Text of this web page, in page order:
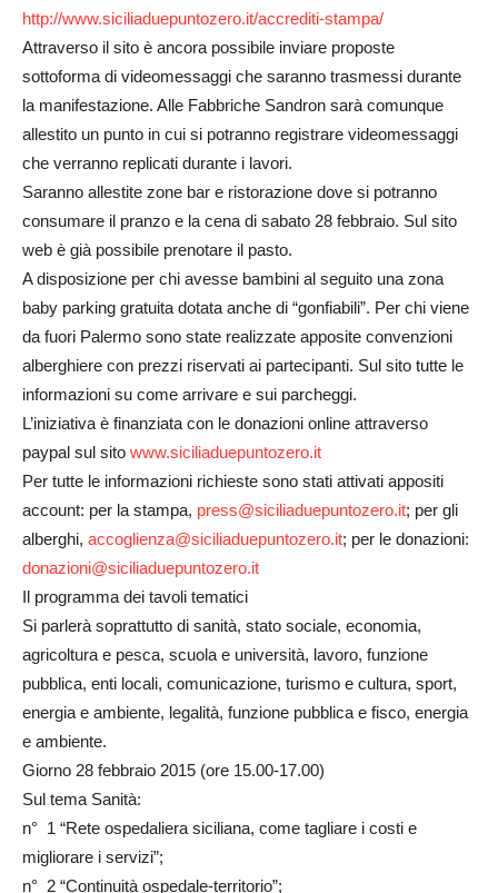
http://www.siciliaduepuntozero.it/accrediti-stampa/
Attraverso il sito è ancora possibile inviare proposte
sottoforma di videomessaggi che saranno trasmessi durante
la manifestazione. Alle Fabbriche Sandron sarà comunque
allestito un punto in cui si potranno registrare videomessaggi
che verranno replicati durante i lavori.
Saranno allestite zone bar e ristorazione dove si potranno
consumare il pranzo e la cena di sabato 28 febbraio. Sul sito
web è già possibile prenotare il pasto.
A disposizione per chi avesse bambini al seguito una zona
baby parking gratuita dotata anche di “gonfiabili”. Per chi viene
da fuori Palermo sono state realizzate apposite convenzioni
alberghiere con prezzi riservati ai partecipanti. Sul sito tutte le
informazioni su come arrivare e sui parcheggi.
L’iniziativa è finanziata con le donazioni online attraverso
paypal sul sito www.siciliaduepuntozero.it
Per tutte le informazioni richieste sono stati attivati appositi
account: per la stampa, press@siciliaduepuntozero.it; per gli
alberghi, accoglienza@siciliaduepuntozero.it; per le donazioni:
donazioni@siciliaduepuntozero.it
Il programma dei tavoli tematici
Si parlerà soprattutto di sanità, stato sociale, economia,
agricoltura e pesca, scuola e università, lavoro, funzione
pubblica, enti locali, comunicazione, turismo e cultura, sport,
energia e ambiente, legalità, funzione pubblica e fisco, energia
e ambiente.
Giorno 28 febbraio 2015 (ore 15.00-17.00)
Sul tema Sanità:
n° 1 “Rete ospedaliera siciliana, come tagliare i costi e
migliorare i servizi”;
n° 2 “Continuità ospedale-territorio”;